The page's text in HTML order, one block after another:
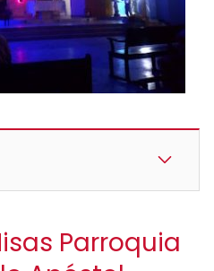
Parroquia